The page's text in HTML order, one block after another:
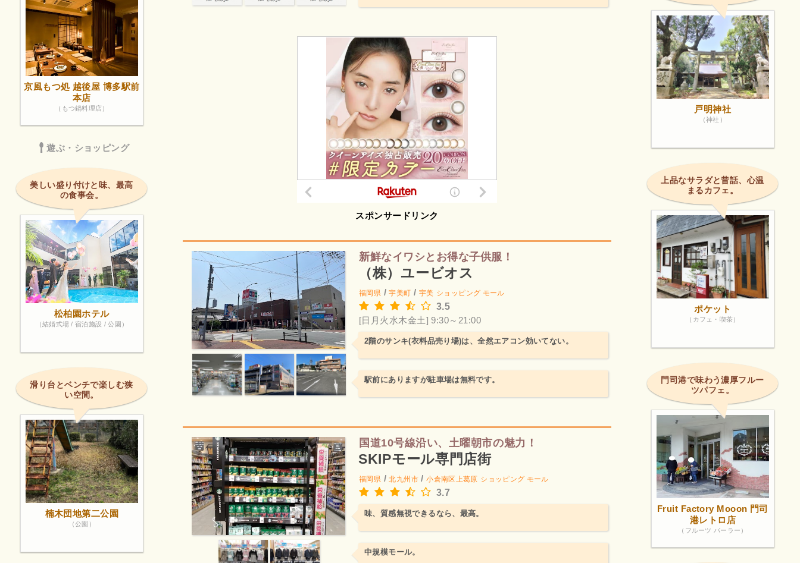
スポンサードリンク
新鮮なイワシとお得な子供服！
（株）ユービオス
福岡県 /宇美町 / 宇美 ショッピング モール
3.5
[日月火水木金土] 9:30～21:00
2階のサンキ(衣料品売り場)は、全然エアコン効いてない。
駅前にありますが駐車場は無料です。
国道10号線沿い、土曜朝市の魅力！
SKIPモール専門店街
福岡県 /北九州市/小倉南区上葛原 ショッピング モール
3.7
味、質感無視できるなら、最高。
中規模モール。
京風もつ処 越後屋 博多駅前
本店
（もつ鍋料理店）
遊ぶ・ショッピング
美しい盛り付けと味、最高
の食事会。
松柏園ホテル
（結婚式場 / 宿泊施設 / 公園）
滑り台とベンチで楽しむ狭
い空間。
楠木団地第二公園
（公園）
戸明神社
（神社）
上品なサラダと昔話、心温
まるカフェ。
ポケット
（カフェ・喫茶）
門司港で味わう濃厚フルー
ツパフェ。
Fruit Factory Mooon 門司
港レトロ店
（フルーツ パーラー）